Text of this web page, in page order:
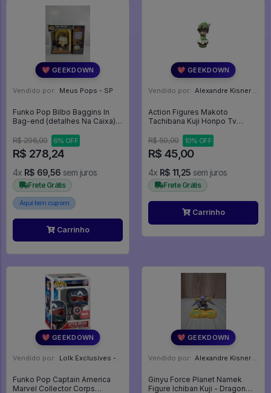
💖 GEEKDOWN
Vendido por: Meus Pops - SP
Funko Pop Bilbo Baggins In
Bag-end (detalhes Na Caixa) -
R$ 296,00
6% OFF
R$ 278,24
4x R$ 69,56 sem juros
Frete Grátis
Aqui tem cupom
Carrinho
💖 GEEKDOWN
Vendido por: Alexandre Kisner - PR
Action Figures Makoto
Tachibana Kuji Honpo Tv
FREE!
R$ 50,00 10% OFF
R$ 45,00
4x R$ 11,25 sem juros
Frete Grátis
Carrinho
💖 GEEKDOWN
Vendido por: Lolk Exclusives - SP
Funko Pop Captain America
Marvel Collector Corps
💖 GEEKDOWN
Vendido por: Alexandre Kisner - PR
Ginyu Force Planet Namek
Figure Ichiban Kuji - Dragon